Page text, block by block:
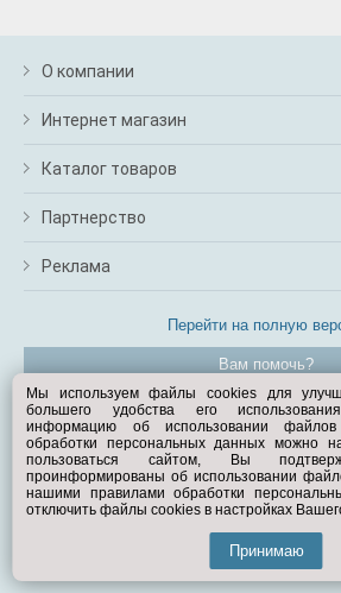
О компании
Интернет магазин
Каталог товаров
Партнерство
Реклама
Перейти на полную
Вам помочь?
© Exist.ru
Мы используем файлы cookies для
большего удобства его
информацию об использовании
обработки персональных данных можно
пользоваться сайтом, Вы
проинформированы об использовании
нашими правилами обработки
отключить файлы cookies в настройках
Принимаю